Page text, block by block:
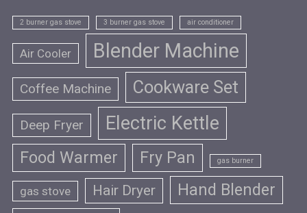
2 burner gas stove 3 burner gas stove air conditioner
Air Cooler Blender Machine
Coffee Machine Cookware Set
Deep Fryer Electric Kettle
Food Warmer Fry Pan gas burner
gas stove Hair Dryer Hand Blender